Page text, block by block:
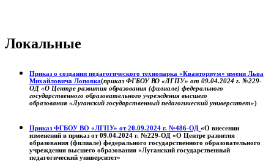
Локальные
Приказ о создании педагогического технопарка «Кванториум» имени Льва
Михайловича Лоповка(приказ ФГБОУ ВО «ЛГПУ» от 09.04.2024 г. №229-
ОД «О Центре развития образования (филиале) федерального
государственного образовательного учреждения высшего
образования «Луганский государственный педагогический университет»)
Приказ ФГБОУ ВО «ЛГПУ» от 20.09.2024 г. №486-ОД «О внесении
изменений в приказ от 09.04.2024 г. №229-ОД «О Центре развития
образования (филиале) федерального государственного образовательного
учреждения высшего образования «Луганский государственный
педагогический университет»